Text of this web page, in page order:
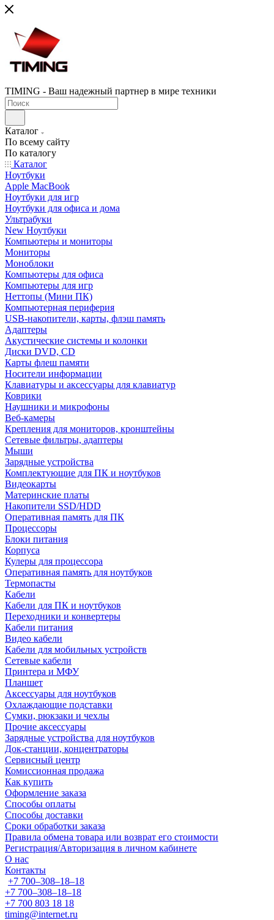
TIMING - Ваш надежный партнер в мире техники
Каталог
По всему сайту
По каталогу
Каталог
Ноутбуки
Apple MacBook
Ноутбуки для игр
Ноутбуки для офиса и дома
Ультрабуки
New Ноутбуки
Компьютеры и мониторы
Мониторы
Моноблоки
Компьютеры для офиса
Компьютеры для игр
Неттопы (Мини ПК)
Компьютерная периферия
USB-накопители, карты, флэш память
Адаптеры
Акустические системы и колонки
Диски DVD, CD
Карты флеш памяти
Носители информации
Клавиатуры и аксессуары для клавиатур
Коврики
Наушники и микрофоны
Веб-камеры
Крепления для мониторов, кронштейны
Сетевые фильтры, адаптеры
Мыши
Зарядные устройства
Комплектующие для ПК и ноутбуков
Видеокарты
Материнские платы
Накопители SSD/HDD
Оперативная память для ПК
Процессоры
Блоки питания
Корпуса
Кулеры для процессора
Оперативная память для ноутбуков
Термопасты
Кабели
Кабели для ПК и ноутбуков
Переходники и конвертеры
Кабели питания
Видео кабели
Кабели для мобильных устройств
Сетевые кабели
Принтера и МФУ
Планшет
Аксессуары для ноутбуков
Охлаждающие подставки
Сумки, рюкзаки и чехлы
Прочие аксессуары
Зарядные устройства для ноутбуков
Док-станции, концентраторы
Сервисный центр
Комиссионная продажа
Как купить
Оформление заказа
Способы оплаты
Способы доставки
Сроки обработки заказа
Правила обмена товара или возврат его стоимости
Регистрация/Авторизация в личном кабинете
О нас
Контакты
+7 700‒308‒18‒18
+7 700‒308‒18‒18
+7 700 803 18 18
timing@internet.ru